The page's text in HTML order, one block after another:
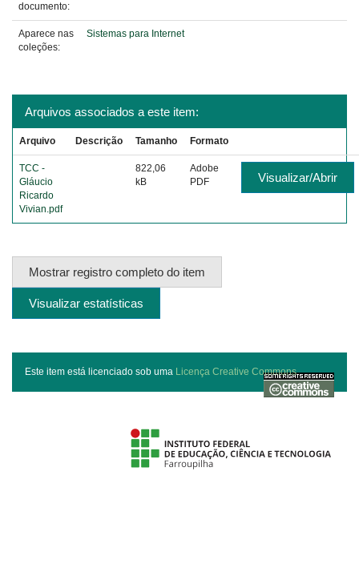
documento:
Aparece nas
coleções:
Sistemas para Internet
Arquivos associados a este item:
Arquivo Descrição Tamanho Formato
TCC -
Gláucio
Ricardo
Vivian.pdf
822,06
kB
Adobe
PDF
Visualizar/Abrir
Mostrar registro completo do item
Visualizar estatísticas
Este item está licenciado sob uma Licença Creative Commons